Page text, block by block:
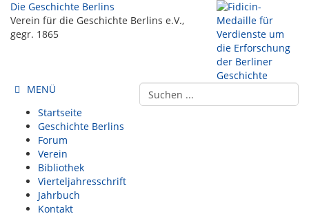
Die Geschichte Berlins
Verein für die Geschichte Berlins e.V.,
gegr. 1865
MENÜ
Startseite
Geschichte Berlins
Forum
Verein
Bibliothek
Vierteljahresschrift
Jahrbuch
Kontakt